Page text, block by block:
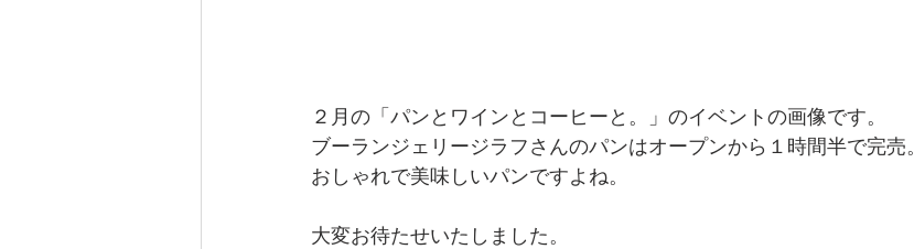
２月の「パンとワインとコーヒーと。」のイベントの画像です。
ブーランジェリージラフさんのパンはオープンから１時間半で完売。
おしゃれで美味しいパンですよね。
大変お待たせいたしました。